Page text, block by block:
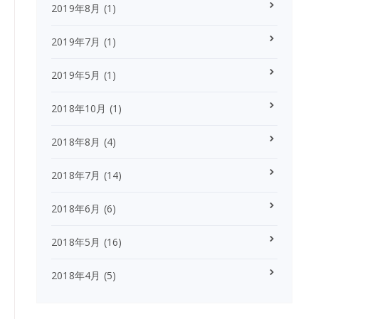
2019年8月 (1)
2019年7月 (1)
2019年5月 (1)
2018年10月 (1)
2018年8月 (4)
2018年7月 (14)
2018年6月 (6)
2018年5月 (16)
2018年4月 (5)